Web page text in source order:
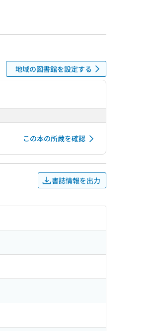
地域の図書館を設定する
この本の所蔵を確認
書誌情報を出力